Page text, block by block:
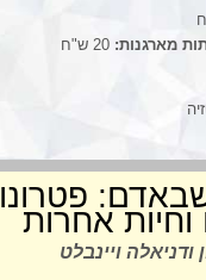
20 ש"ח
פטרונוסים,
אחרות
ויינבלט